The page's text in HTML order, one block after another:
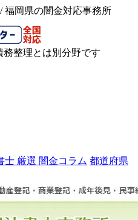
福岡県の闇金対応事務所
整理とは別分野です
士 厳選 闇金コラム 都道府県